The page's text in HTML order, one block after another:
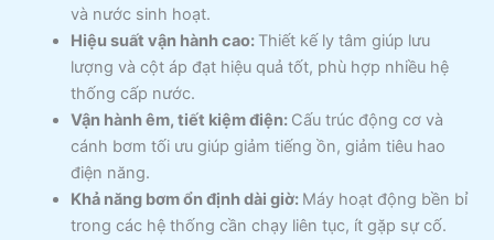
và nước sinh hoạt.
Hiệu suất vận hành cao: Thiết kế ly tâm giúp lưu
lượng và cột áp đạt hiệu quả tốt, phù hợp nhiều hệ
thống cấp nước.
Vận hành êm, tiết kiệm điện: Cấu trúc động cơ và
cánh bơm tối ưu giúp giảm tiếng ồn, giảm tiêu hao
điện năng.
Khả năng bơm ổn định dài giờ: Máy hoạt động bền bỉ
trong các hệ thống cần chạy liên tục, ít gặp sự cố.